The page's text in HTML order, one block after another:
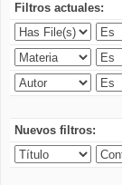
Filtros actuales:
Nuevos filtros: